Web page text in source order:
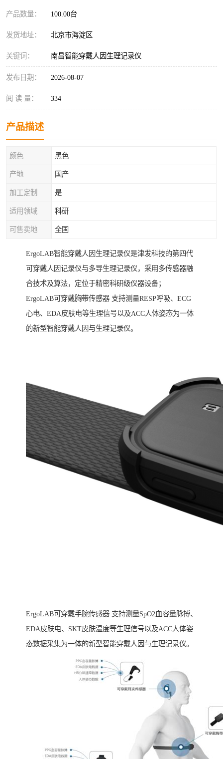
产品数量： 100.00台
发货地址： 北京市海淀区
关键词： 南昌智能穿戴人因生理记录仪
发布日期： 2026-08-07
阅 读 量： 334
产品描述
颜色 黑色
产地 国产
加工定制 是
适用领域 科研
可售卖地 全国
ErgoLAB智能穿戴人因生理记录仪是津发科技的第四代
可穿戴人因记录仪与多导生理记录仪，采用多传感器融
合技术及算法，定位于精密科研级仪器设备；
ErgoLAB可穿戴胸带传感器 支持测量RESP呼吸、ECG
心电、EDA皮肤电等生理信号以及ACC人体姿态为一体
的新型智能穿戴人因与生理记录仪。
ErgoLAB可穿戴手腕传感器 支持测量SpO2血容量脉搏、
EDA皮肤电、SKT皮肤温度等生理信号以及ACC人体姿
态数据采集为一体的新型智能穿戴人因与生理记录仪。